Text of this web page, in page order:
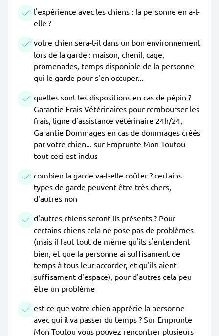
l'expérience avec les chiens : la personne en a-t-
elle ?
votre chien sera-t-il dans un bon environnement
lors de la garde : maison, chenil, cage,
promenades, temps disponible de la personne
qui le garde pour s'en occuper...
quelles sont les dispositions en cas de pépin ?
Garantie Frais Vétérinaires pour rembourser les
frais, ligne d'assistance vétérinaire 24h/24,
Garantie Dommages en cas de dommages créés
par votre chien... sur Emprunte Mon Toutou
tout ceci est inclus
combien la garde va-t-elle coûter ? certains
types de garde peuvent être très chers,
d'autres non
d'autres chiens seront-ils présents ? Pour
certains chiens cela ne pose pas de problèmes
(mais il faut tout de même qu'ils s'entendent
bien, et que la personne ai suffisament de
temps à tous leur accorder, et qu'ils aient
suffisament d'espace), pour d'autres cela peu
être un problème
est-ce que votre chien apprécie la personne
avec qui il va passer du temps ? Sur Emprunte
Mon Toutou vous pouvez rencontrer plusieurs